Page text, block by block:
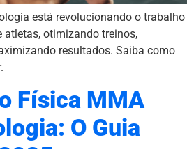
está revolucionando o trabalho
atletas, otimizando treinos,
resultados. Saiba como
Física MMA
O Guia